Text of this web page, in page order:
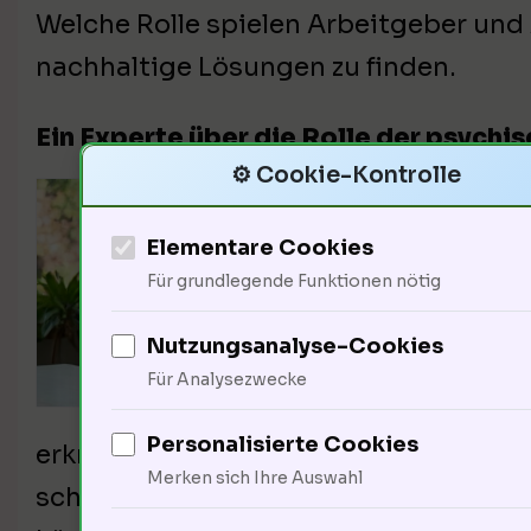
Welche Rolle spielen Arbeitgeber
nachhaltige Lösungen zu finden.
Ein Experte über die Rolle der
Es
erkranken. Arbeitgeber müssen
schützen. Wie können wir die
⚙️ Cookie-Kontrolle
Elementare Cookies
Für grundlegende Funktionen nötig
Nutzungsanalyse-Cookies
Für Analysezwecke
Personalisierte Cookies
Merken sich Ihre Auswahl